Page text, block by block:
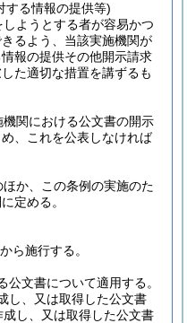
する情報の提供等)
ようとする者が容易かつ
るよう、当該実施機関が
報の提供その他開示請求
た適切な措置を講ずるも
関における公文書の開示
、これを公表しなければ
か、この条例の実施のた
定める。
ら施行する。
公文書について適用する。
し、又は取得した公文書
し、又は取得した公文書